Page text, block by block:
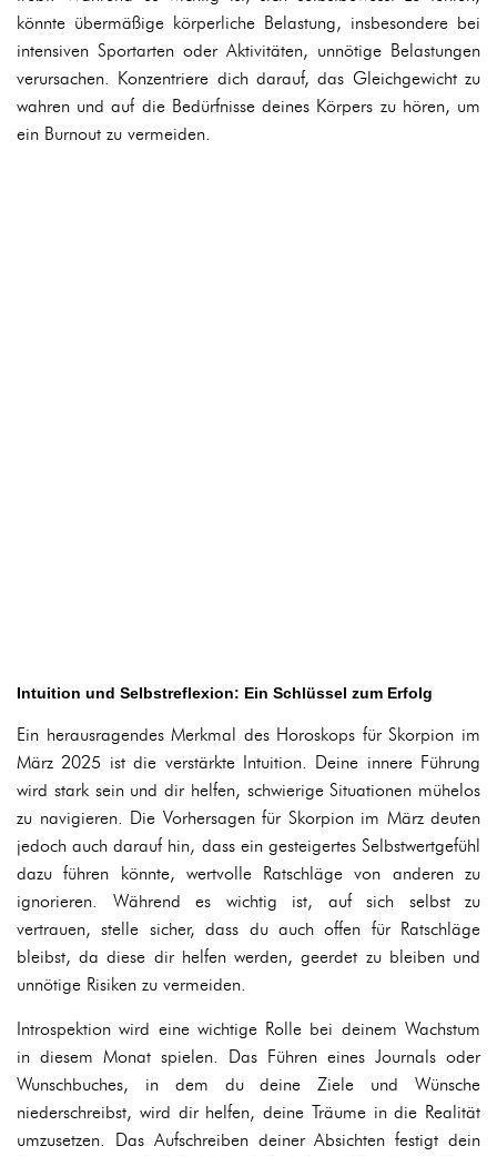
könnte übermäßige körperliche Belastung, insbesondere bei
intensiven Sportarten oder Aktivitäten, unnötige Belastungen
verursachen. Konzentriere dich darauf, das Gleichgewicht zu
wahren und auf die Bedürfnisse deines Körpers zu hören, um
ein Burnout zu vermeiden.
Intuition und Selbstreflexion: Ein Schlüssel zum Erfolg
Ein herausragendes Merkmal des Horoskops für Skorpion im
März 2025 ist die verstärkte Intuition. Deine innere Führung
wird stark sein und dir helfen, schwierige Situationen mühelos
zu navigieren. Die Vorhersagen für Skorpion im März deuten
jedoch auch darauf hin, dass ein gesteigertes Selbstwertgefühl
dazu führen könnte, wertvolle Ratschläge von anderen zu
ignorieren. Während es wichtig ist, auf sich selbst zu
vertrauen, stelle sicher, dass du auch offen für Ratschläge
bleibst, da diese dir helfen werden, geerdet zu bleiben und
unnötige Risiken zu vermeiden.
Introspektion wird eine wichtige Rolle bei deinem Wachstum
in diesem Monat spielen. Das Führen eines Journals oder
Wunschbuches, in dem du deine Ziele und Wünsche
niederschreibst, wird dir helfen, deine Träume in die Realität
umzusetzen. Das Aufschreiben deiner Absichten festigt dein